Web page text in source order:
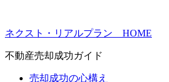
ネクスト・リアルプラン HOME
不動産売却成功ガイド
売却成功の心構え